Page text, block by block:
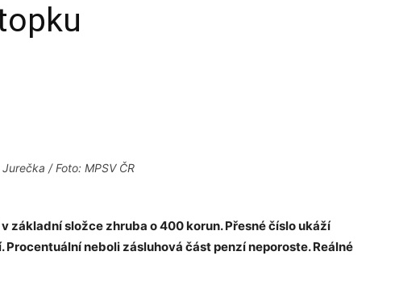
/ Foto: MPSV ČR
základní složce zhruba o 400 korun. Přesné číslo ukáží
neboli zásluhová část penzí neporoste. Reálné